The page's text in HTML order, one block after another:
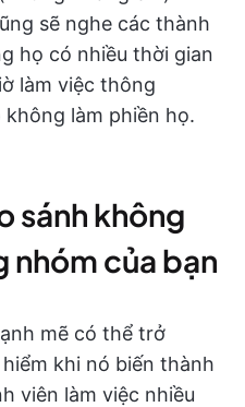
sẽ nghe các thành
họ có nhiều thời gian
làm việc thông
làm phiền họ.
sánh không
nhóm của bạn
mẽ có thể trở
khi nó biến thành
viên làm việc nhiều